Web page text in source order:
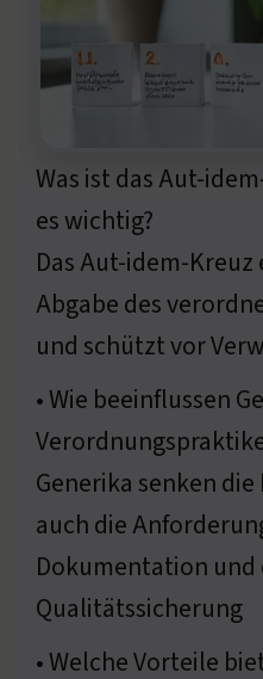
Was ist das Aut-
es wichtig?
Das Aut-idem-
Abgabe des
und schützt vor
• Wie beeinflussen
Generika senken
auch die
Dokumentation und
Qualitätssicherung
• Welche Vorteile